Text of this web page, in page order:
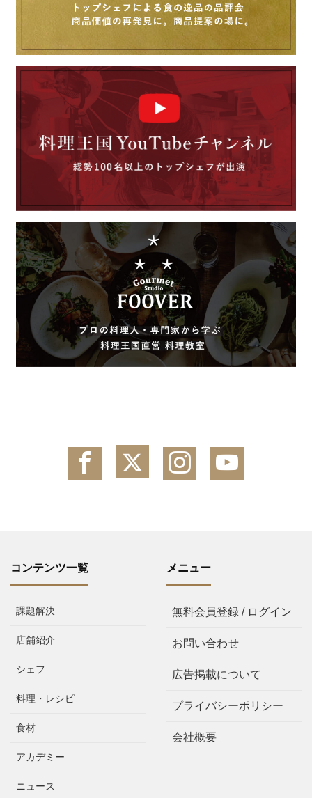
コンテンツ一覧
課題解決
店舗紹介
シェフ
料理・レシピ
食材
アカデミー
ニュース
メニュー
無料会員登録 / ログイン
お問い合わせ
広告掲載について
プライバシーポリシー
会社概要